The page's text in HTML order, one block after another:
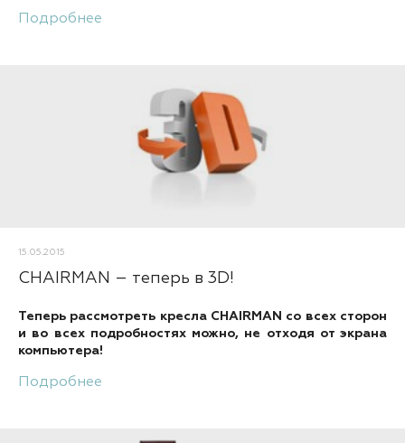
Подробнее
15.05.2015
CHAIRMAN – теперь в 3D!
Теперь рассмотреть кресла CHAIRMAN со всех сторон
и во всех подробностях можно, не отходя от экрана
компьютера!
Подробнее